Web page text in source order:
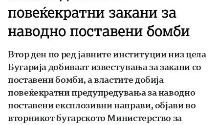
повеќекратни закани за
наводно поставени бомби
Втор ден по ред јавните институции низ цела
Бугарија добиваат известувања за закани со
поставени бомби, а властите добија
повеќекратни предупредувања за наводно
поставени експлозивни направи, објави во
вторникот бугарското Министерство за